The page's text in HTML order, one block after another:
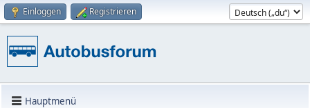
Einloggen Registrieren
Hauptmenü